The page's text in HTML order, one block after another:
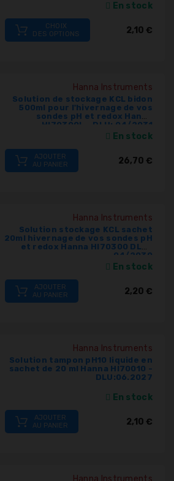
En stock
2,10 €
CHOIX
DES OPTIONS
Hanna Instruments
Solution de stockage KCL bidon
500ml pour l'hivernage de vos
sondes pH et redox Hanna
HI70300L - DLU: 04/2031
En stock
26,70 €
AJOUTER
AU PANIER
Hanna Instruments
Solution stockage KCL sachet
20ml hivernage de vos sondes pH
et redox Hanna HI70300 DLU :
04/2030
En stock
2,20 €
AJOUTER
AU PANIER
Hanna Instruments
Solution tampon pH10 liquide en
sachet de 20 ml Hanna HI70010 -
DLU:06.2027
En stock
2,10 €
AJOUTER
AU PANIER
Hanna Instruments